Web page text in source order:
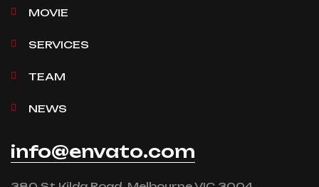
MOVIE
SERVICES
TEAM
NEWS
info@envato.com